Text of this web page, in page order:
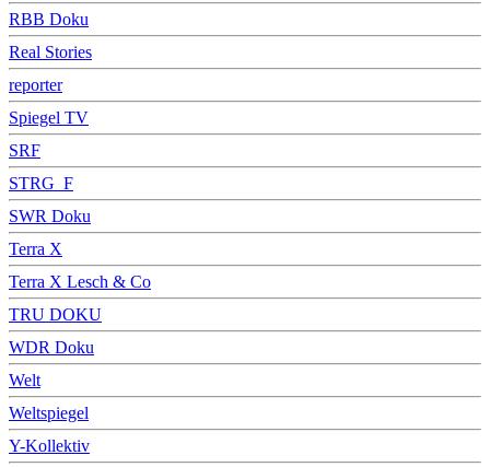
RBB Doku
Real Stories
reporter
Spiegel TV
SRF
STRG_F
SWR Doku
Terra X
Terra X Lesch & Co
TRU DOKU
WDR Doku
Welt
Weltspiegel
Y-Kollektiv